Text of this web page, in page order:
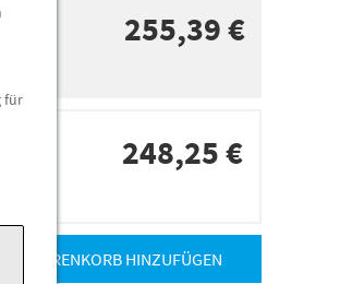
255,39 €
248,25 €
ZUM WARENKORB HINZUFÜGEN
für